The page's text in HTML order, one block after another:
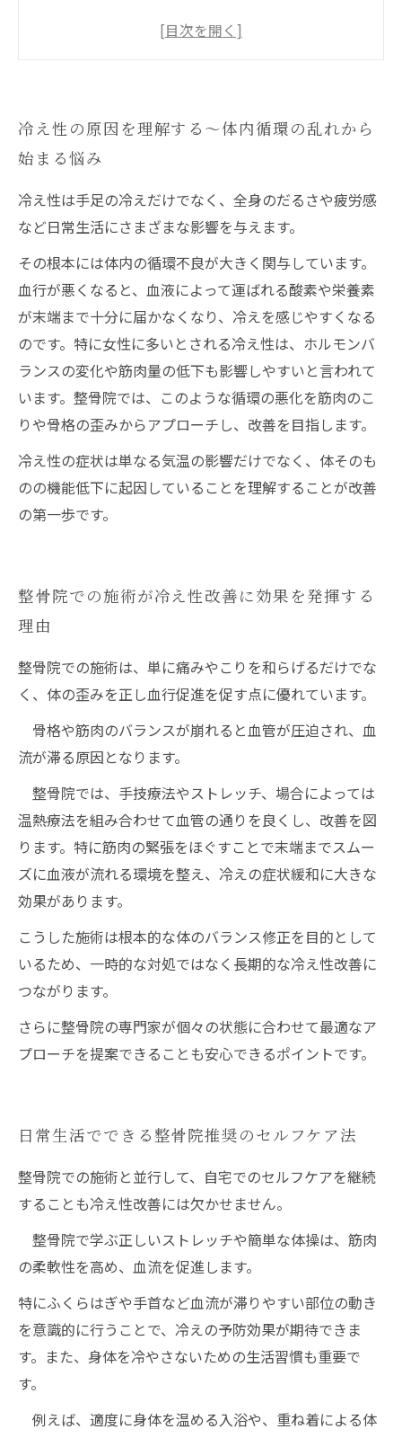
日常生活でできる整骨院推奨のセルフケア法
継続と生活改善がもたらす冷え性根本克服への
道
冷え性の原因を理解する～体内循環の乱れから
始まる悩み
冷え性は手足の冷えだけでなく、全身のだるさや疲労感
など日常生活にさまざまな影響を与えます。
その根本には体内の循環不良が大きく関与しています。
血行が悪くなると、血液によって運ばれる酸素や栄養素
が末端まで十分に届かなくなり、冷えを感じやすくなる
のです。特に女性に多いとされる冷え性は、ホルモンバ
ランスの変化や筋肉量の低下も影響しやすいと言われて
います。整骨院では、このような循環の悪化を筋肉のこ
りや骨格の歪みからアプローチし、改善を目指します。
冷え性の症状は単なる気温の影響だけでなく、体そのも
のの機能低下に起因していることを理解することが改善
の第一歩です。
整骨院での施術が冷え性改善に効果を発揮する
理由
整骨院での施術は、単に痛みやこりを和らげるだけでな
く、体の歪みを正し血行促進を促す点に優れています。
骨格や筋肉のバランスが崩れると血管が圧迫され、血
流が滞る原因となります。
整骨院では、手技療法やストレッチ、場合によっては
温熱療法を組み合わせて血管の通りを良くし、改善を図
ります。特に筋肉の緊張をほぐすことで末端までスムー
ズに血液が流れる環境を整え、冷えの症状緩和に大きな
効果があります。
こうした施術は根本的な体のバランス修正を目的として
いるため、一時的な対処ではなく長期的な冷え性改善に
つながります。
さらに整骨院の専門家が個々の状態に合わせて最適なア
プローチを提案できることも安心できるポイントです。
日常生活でできる整骨院推奨のセルフケア法
整骨院での施術と並行して、自宅でのセルフケアを継続
することも冷え性改善には欠かせません。
整骨院で学ぶ正しいストレッチや簡単な体操は、筋肉
の柔軟性を高め、血流を促進します。
特にふくらはぎや手首など血流が滞りやすい部位の動き
を意識的に行うことで、冷えの予防効果が期待できま
す。また、身体を冷やさないための生活習慣も重要で
す。
例えば、適度に身体を温める入浴や、重ね着による体